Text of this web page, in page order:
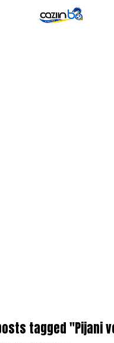
tagged "Pijani